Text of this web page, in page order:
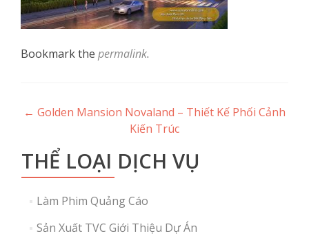
Bookmark the permalink.
Post
← Golden Mansion Novaland – Thiết Kế Phối Cảnh
Kiến Trúc
THỂ LOẠI DỊCH VỤ
Làm Phim Quảng Cáo
Sản Xuất TVC Giới Thiệu Dự Án